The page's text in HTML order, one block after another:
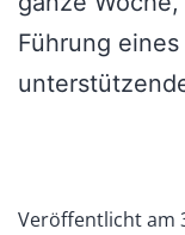
Führung
Veröffentlicht am